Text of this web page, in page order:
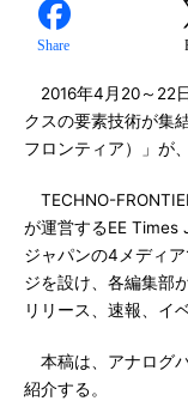
Share
2016年4月20～22
クスの要素技術が集
フロンティア）」が
TECHNO-
が運営するEE Times
ジャパンの4メディ
ジを設け、各編集部
リリース、速報、イ
本稿は、アナログ
紹介する。